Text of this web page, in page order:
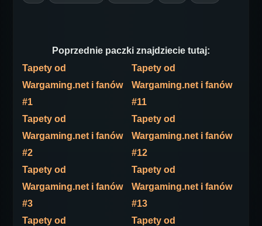
Poprzednie paczki znajdziecie tutaj:
Tapety od
Wargaming.net i fanów
#1
Tapety od
Wargaming.net i fanów
#2
Tapety od
Wargaming.net i fanów
#3
Tapety od
Tapety od
Wargaming.net i fanów
#11
Tapety od
Wargaming.net i fanów
#12
Tapety od
Wargaming.net i fanów
#13
Tapety od